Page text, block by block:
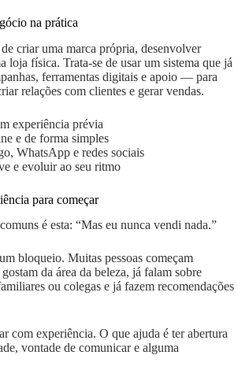
na prática
criar uma marca própria, desenvolver
loja física. Trata-se de usar um sistema que já
ferramentas digitais e apoio — para
relações com clientes e gerar vendas.
experiência prévia
e de forma simples
WhatsApp e redes sociais
e evoluir ao seu ritmo
para começar
é esta: “Mas eu nunca vendi nada.”
bloqueio. Muitas pessoas começam
da área da beleza, já falam sobre
ou colegas e já fazem recomendações
com experiência. O que ajuda é ter abertura
vontade de comunicar e alguma